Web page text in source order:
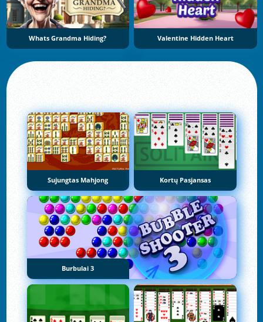
Whats Grandma Hiding? Valentine Hidden Heart
Sujungtas Mahjong Kortų Pasjansas
Burbulai 3